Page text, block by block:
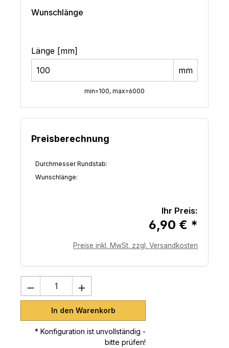
Wunschlänge
Länge [mm]
mm
min=100, max=6000
Preisberechnung
Durchmesser Rundstab:
Wunschlänge:
Ihr Preis:
6,90 € *
Preise inkl. MwSt. zzgl. Versandkosten
Produkt Anzahl: Gib den
In den Warenkorb
* Konfiguration ist unvollständig -
bitte prüfen!